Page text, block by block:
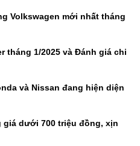
Volkswagen mới nhất tháng
tháng 1/2025 và Đánh giá chi
và Nissan đang hiện diện
giá dưới 700 triệu đồng, xịn